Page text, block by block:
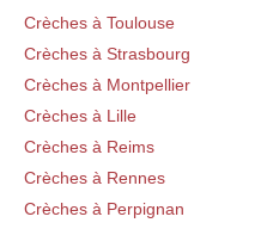
Crèches à Toulouse
Crèches à Strasbourg
Crèches à Montpellier
Crèches à Lille
Crèches à Reims
Crèches à Rennes
Crèches à Perpignan